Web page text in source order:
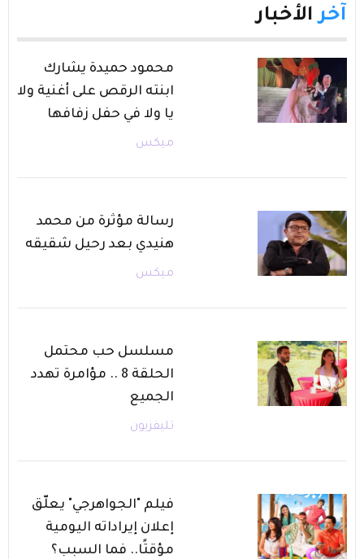
آخر الأخبار
محمود حميدة يشارك
ابنته الرقص على أغنية ولا
يا ولا في حفل زفافها
ميكس
رسالة مؤثرة من محمد
هنيدي بعد رحيل شقيقه
ميكس
مسلسل حب محتمل
الحلقة 8 .. مؤامرة تهدد
الجميع
تليفزيون
فيلم "الجواهرجي" يعلّق
إعلان إيراداته اليومية
مؤقتًا.. فما السبب؟